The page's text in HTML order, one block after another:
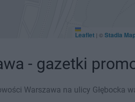
Leaflet | ©Stadia
- gazetki
Warszawa na ulicy Głębocka